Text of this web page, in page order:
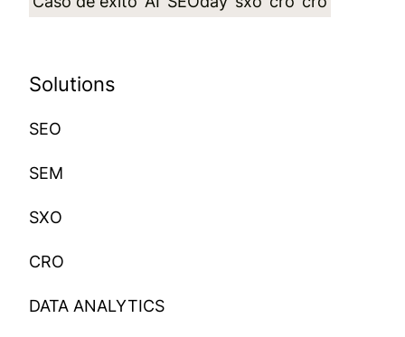
Solutions
SEO
SEM
SXO
CRO
DATA ANALYTICS